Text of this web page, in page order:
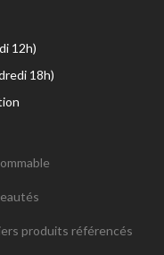
12h)
18h)
produits référencés